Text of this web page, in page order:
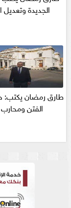
الجديدة وتعديل
طارق رمضان يكتب:
الفتن ومحارب